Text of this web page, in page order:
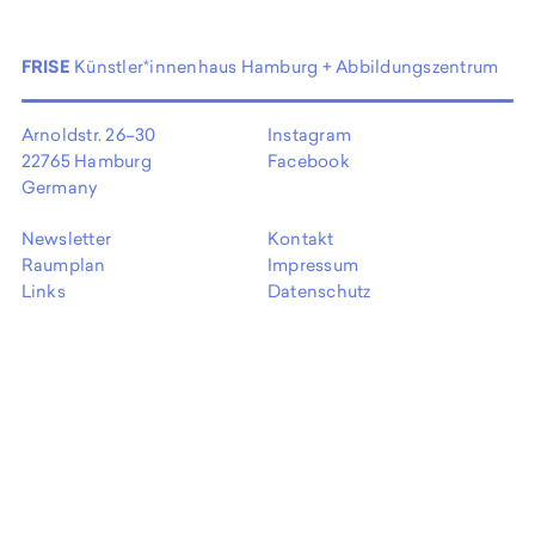
FRISE Künstler*innenhaus Hamburg + Abbildungszentrum
Arnoldstr. 26–30
22765 Hamburg
Germany
Instagram
Facebook
Newsletter
Raumplan
Links
Kontakt
Impressum
Datenschutz